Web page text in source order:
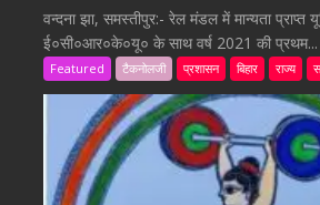
वन्दना झा, समस्तीपुर:- रेल मंडल में मान्यता प्राप्त
ई०सी०आर०के०यू० के साथ वर्ष 2021 की प्रथम...
Featured टैकनोलजी प्रशासन बिहार राज्य